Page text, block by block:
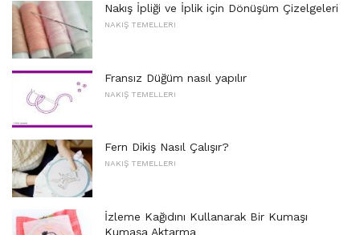
Nakış İpliği ve İplik için Dönüşüm Çizelgeleri
NAKIŞ TEMELLERI
Fransız Düğüm nasıl yapılır
NAKIŞ TEMELLERI
Fern Dikiş Nasıl Çalışır?
NAKIŞ TEMELLERI
İzleme Kağıdını Kullanarak Bir Kumaşı
Kumaşa Aktarma